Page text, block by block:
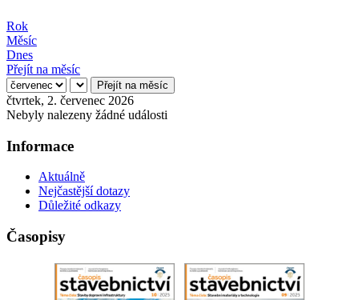
Rok
Měsíc
Dnes
Přejít na měsíc
Přejít na měsíc
čtvrtek, 2. červenec 2026
Nebyly nalezeny žádné události
Informace
Aktuálně
Nejčastější dotazy
Důležité odkazy
Časopisy